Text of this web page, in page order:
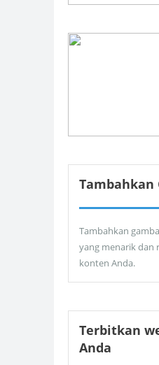
Tambahkan
Tambahkan
yang menarik dan
konten Anda.
Terbitkan
Anda